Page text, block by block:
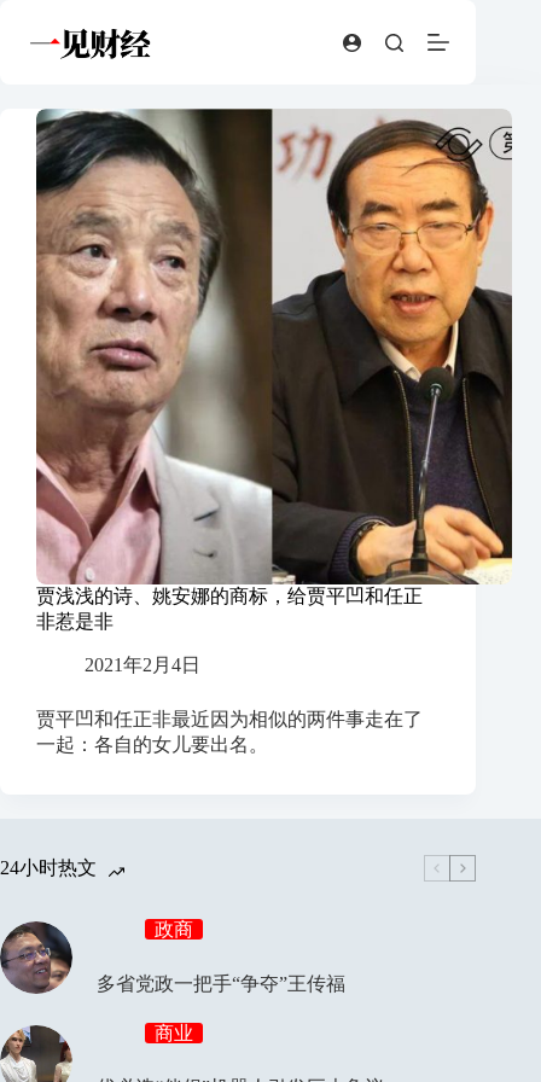
贾浅浅的诗、姚安娜的商标，给贾平凹和任正
非惹是非
2021年2月4日
贾平凹和任正非最近因为相似的两件事走在了
一起：各自的女儿要出名。
24小时热文
政商
多省党政一把手“争夺”王传福
商业